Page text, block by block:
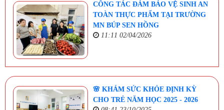
CÔNG TÁC ĐẢM BẢO VỆ SINH AN
TOÀN THỰC PHẨM TẠI TRƯỜNG
MN BÚP SEN HỒNG
11:11 02/04/2026
🌸 KHÁM SỨC KHỎE ĐỊNH KỲ
CHO TRẺ NĂM HỌC 2025 - 2026